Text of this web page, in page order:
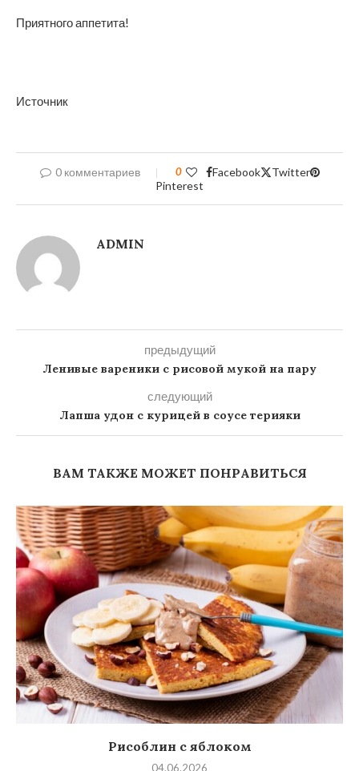
Приятного аппетита!
Источник
0 комментариев 0 Facebook
Twitter
Pinterest
ADMIN
предыдущий
Ленивые вареники с рисовой мукой на пару
следующий
Лапша удон с курицей в соусе терияки
ВАМ ТАКЖЕ МОЖЕТ ПОНРАВИТЬСЯ
Рисоблин с яблоком
04.06.2026